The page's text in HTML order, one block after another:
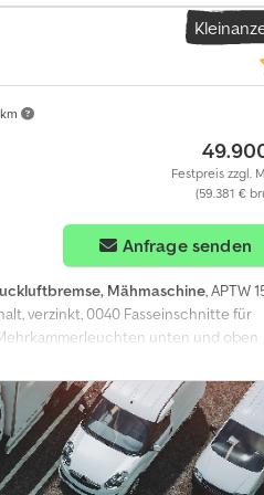
Saugstutzen vorne links 0210
G15 Bj.: 2016 0230
0260 Kotflügel für Tandemgüllewagen
Festpreis zzgl.
(59.381 €
Anfrage senden
Mähmaschine, APTW
verzinkt, 0040 Fasseinschnitte für
unten und oben
verstärkte Rahmenholme,
hydraulischer 6" Dreiwegehahn
oben liegender Domdeckel manuell
vorne am Fass
Typ "Profi" mit
0250 mit Manometer und